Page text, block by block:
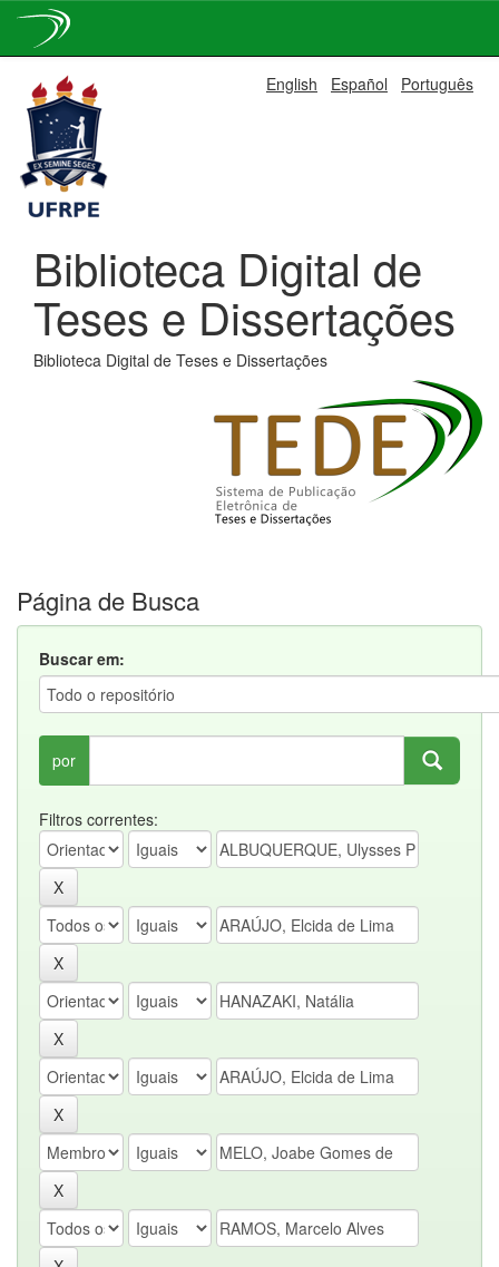
navigation
English Español Português
Biblioteca Digital de
Teses e Dissertações
Biblioteca Digital de Teses e Dissertações
Página de Busca
Buscar em:
por
Filtros correntes: